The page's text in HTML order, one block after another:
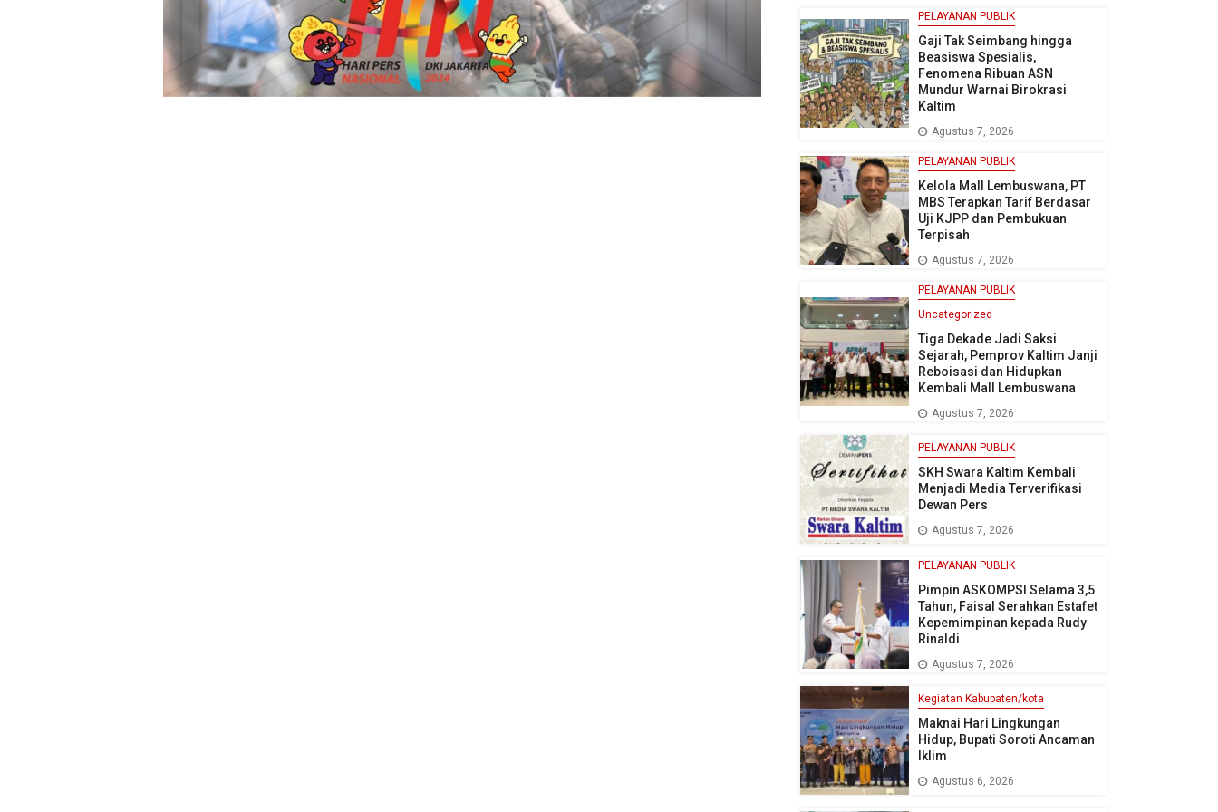
PELAYANAN PUBLIK
Gaji Tak Seimbang hingga
Beasiswa Spesialis,
Fenomena Ribuan ASN
Mundur Warnai Birokrasi
Kaltim
Agustus 7, 2026
PELAYANAN PUBLIK
Kelola Mall Lembuswana, PT
MBS Terapkan Tarif Berdasar
Uji KJPP dan Pembukuan
Terpisah
Agustus 7, 2026
PELAYANAN PUBLIK
Uncategorized
Tiga Dekade Jadi Saksi
Sejarah, Pemprov Kaltim Janji
Reboisasi dan Hidupkan
Kembali Mall Lembuswana
Agustus 7, 2026
PELAYANAN PUBLIK
SKH Swara Kaltim Kembali
Menjadi Media Terverifikasi
Dewan Pers
Agustus 7, 2026
PELAYANAN PUBLIK
Pimpin ASKOMPSI Selama 3,5
Tahun, Faisal Serahkan Estafet
Kepemimpinan kepada Rudy
Rinaldi
Agustus 7, 2026
Kegiatan Kabupaten/kota
Maknai Hari Lingkungan
Hidup, Bupati Soroti Ancaman
Iklim
Agustus 6, 2026